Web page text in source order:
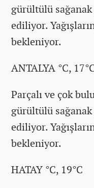
gürültülü sağanak
ediliyor.
bekleniyor.
ANTALYA °C,
Parçalı ve çok
gürültülü sağanak
ediliyor.
bekleniyor.
HATAY °C, 19°C